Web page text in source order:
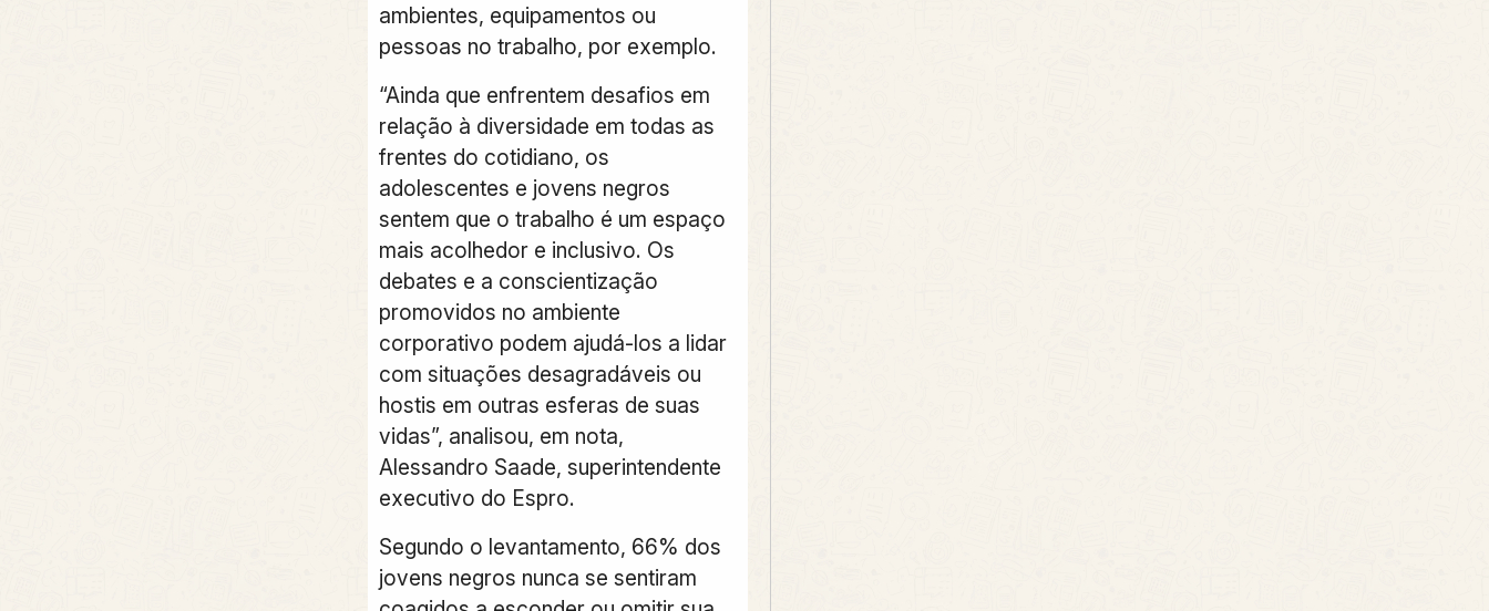
ambientes, equipamentos ou
pessoas no trabalho, por exemplo.
“Ainda que enfrentem desafios em
relação à diversidade em todas as
frentes do cotidiano, os
adolescentes e jovens negros
sentem que o trabalho é um espaço
mais acolhedor e inclusivo. Os
debates e a conscientização
promovidos no ambiente
corporativo podem ajudá-los a lidar
com situações desagradáveis ou
hostis em outras esferas de suas
vidas”, analisou, em nota,
Alessandro Saade, superintendente
executivo do Espro.
Segundo o levantamento, 66% dos
jovens negros nunca se sentiram